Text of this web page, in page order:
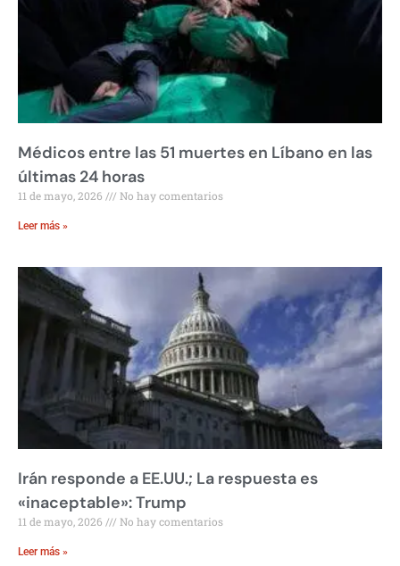
Médicos entre las 51 muertes en Líbano en las
últimas 24 horas
11 de mayo, 2026 No hay comentarios
Leer más »
Irán responde a EE.UU.; La respuesta es
«inaceptable»: Trump
11 de mayo, 2026 No hay comentarios
Leer más »